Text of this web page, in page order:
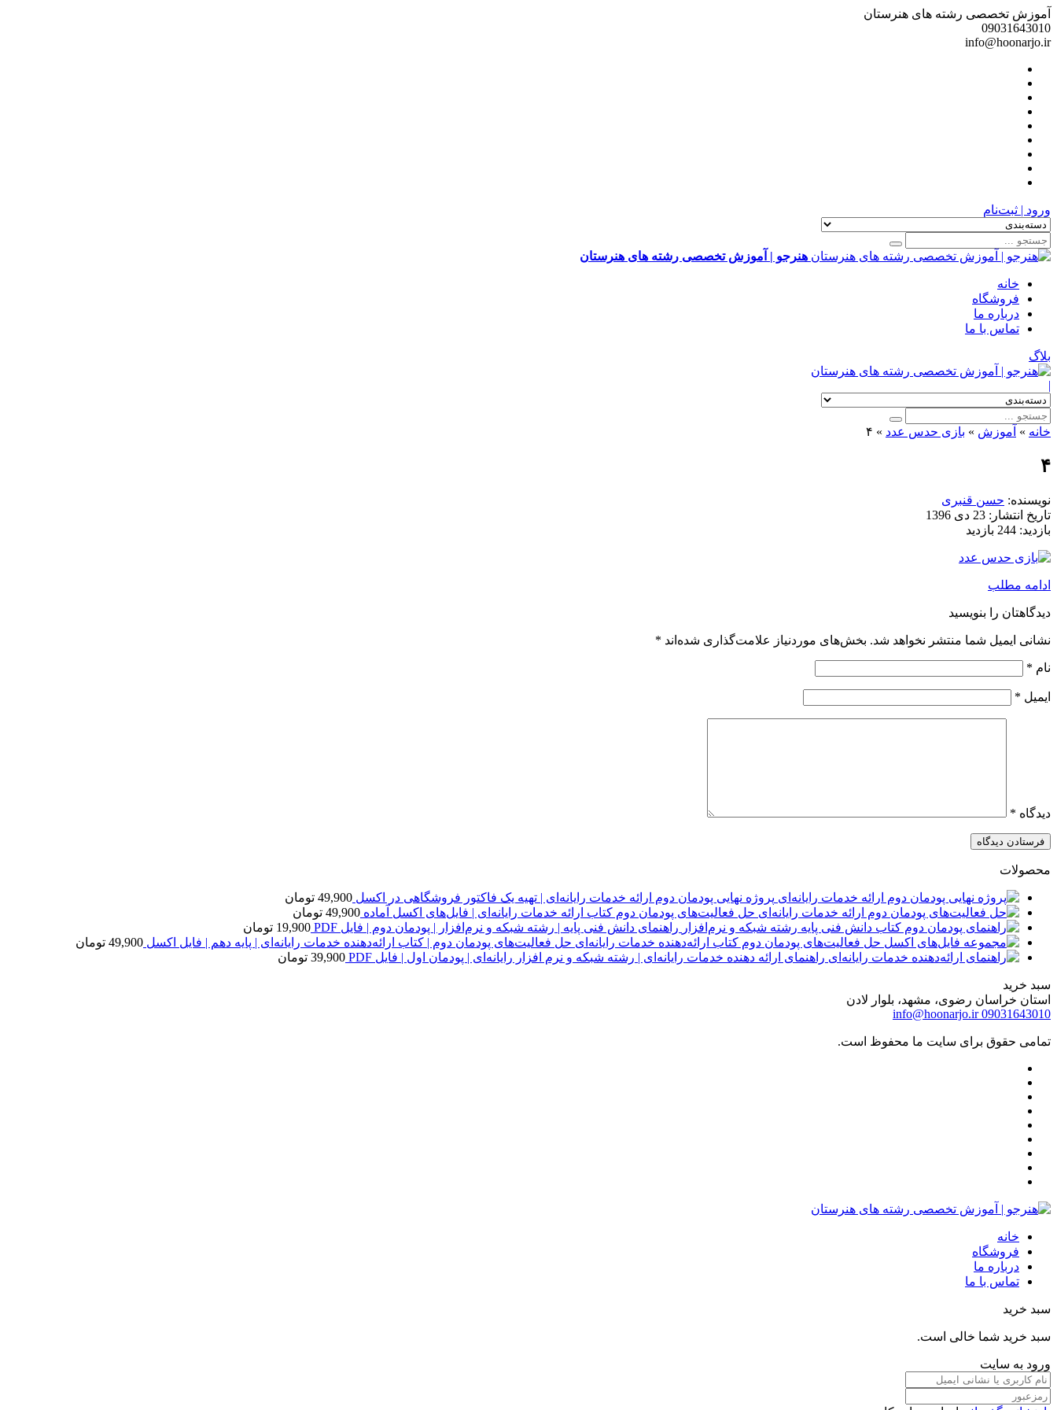
آموزش تخصصی رشته های هنرستان
09031643010
info@hoonarjo.ir
ورود | ثبت‌نام
هنرجو | آموزش تخصصی رشته های هنرستان
خانه
فروشگاه
درباره ما
تماس با ما
بلاگ
|
خانه » آموزش » بازی حدس عدد » ۴
۴
نویسنده: حسن قنبری
تاریخ انتشار: 23 دی 1396
بازدید: 244 بازدید
ادامه مطلب
دیدگاهتان را بنویسید
نشانی ایمیل شما منتشر نخواهد شد. بخش‌های موردنیاز علامت‌گذاری شده‌اند *
نام *
ایمیل *
دیدگاه *
محصولات
پروژه نهایی پودمان دوم ارائه خدمات رایانه‌ای | تهیه یک فاکتور فروشگاهی در اکسل 49,900 تومان
حل فعالیت‌های پودمان دوم کتاب ارائه خدمات رایانه‌ای | فایل‌های اکسل آماده 49,900 تومان
راهنمای دانش فنی پایه | رشته شبکه و نرم‌افزار | پودمان دوم | فایل PDF
19,900 تومان
حل فعالیت‌های پودمان دوم | کتاب ارائه‌دهنده خدمات رایانه‌ای | پایه دهم | فایل اکسل 49,900 تومان
راهنمای ارائه دهنده خدمات رایانه‌ای | رشته شبکه و نرم افزار رایانه‌ای | پودمان اول | فایل PDF
39,900 تومان
سبد خرید
استان خراسان رضوی، مشهد، بلوار لادن
09031643010
info@hoonarjo.ir
تمامی حقوق برای سایت ما محفوظ است.
خانه
فروشگاه
درباره ما
تماس با ما
سبد خرید
سبد خرید شما خالی است.
ورود به سایت